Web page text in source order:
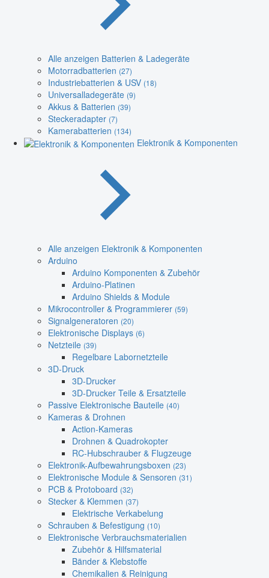
Alle anzeigen Batterien & Ladegeräte
Motorradbatterien (27)
Industriebatterien & USV (18)
Universalladegeräte (9)
Akkus & Batterien (39)
Steckeradapter (7)
Kamerabatterien (134)
Elektronik & Komponenten
Alle anzeigen Elektronik & Komponenten
Arduino
Arduino Komponenten & Zubehör
Arduino-Platinen
Arduino Shields & Module
Mikrocontroller & Programmierer (59)
Signalgeneratoren (20)
Elektronische Displays (6)
Netzteile (39)
Regelbare Labornetzteile
3D-Druck
3D-Drucker
3D-Drucker Teile & Ersatzteile
Passive Elektronische Bauteile (40)
Kameras & Drohnen
Action-Kameras
Drohnen & Quadrokopter
RC-Hubschrauber & Flugzeuge
Elektronik-Aufbewahrungsboxen (23)
Elektronische Module & Sensoren (31)
PCB & Protoboard (32)
Stecker & Klemmen (37)
Elektrische Verkabelung
Schrauben & Befestigung (10)
Elektronische Verbrauchsmaterialien
Zubehör & Hilfsmaterial
Bänder & Klebstoffe
Chemikalien & Reinigung